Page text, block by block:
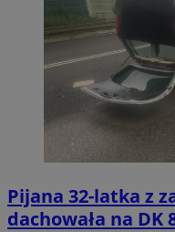
Pijana 32-latka z
dachowała na DK